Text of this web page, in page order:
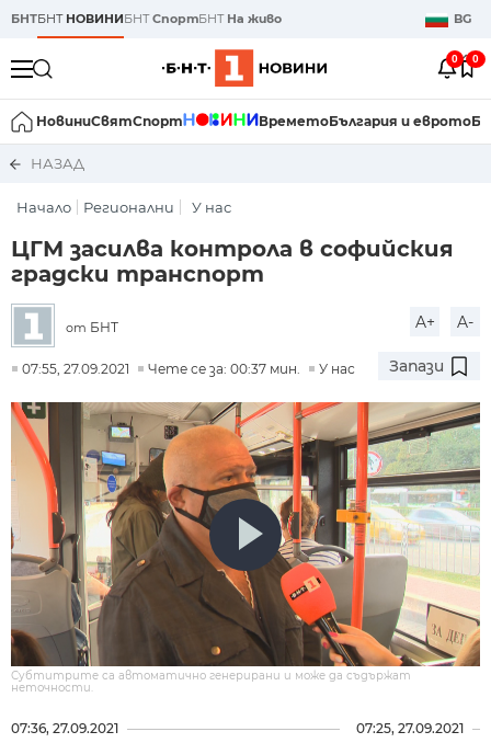
БНТБНТ НОВИНИБНТСпортБНТ На живо BG
0 0
НовиниСвятСпорт ВреметоБългария и еврото
НАЗАД
Начало Регионални У нас
ЦГМ засилва контрола в софийския
градски транспорт
от БНТ A+ A-
07:55, 27.09.2021 Чете се за: 00:37 мин. У нас Запази
Субтитрите са автоматично генерирани и може да съдържат
неточности.
07:36, 27.09.2021 07:25, 27.09.2021